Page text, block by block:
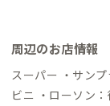
セスする場合 ▼
（一般道5分）→
0分）→到着
周辺のお店情報
スーパー ・サンプ
ビニ ・ローソン：